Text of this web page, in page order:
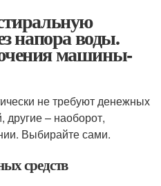
напора воды.
машины-
не требуют денежных
другие – наоборот,
Выбирайте сами.
средств